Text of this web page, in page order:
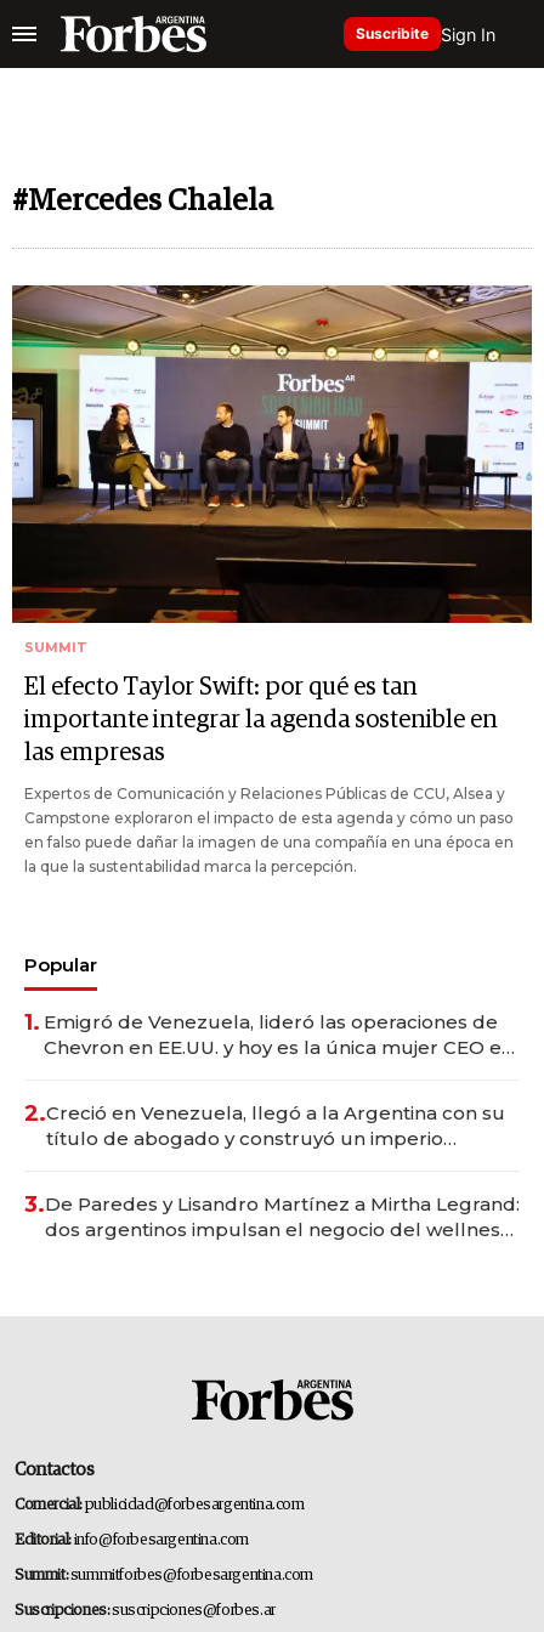
Suscribite Sign In
#Mercedes Chalela
SUMMIT
El efecto Taylor Swift: por qué es tan
importante integrar la agenda sostenible en
las empresas
Expertos de Comunicación y Relaciones Públicas de CCU, Alsea y
Campstone exploraron el impacto de esta agenda y cómo un paso
en falso puede dañar la imagen de una compañía en una época en
la que la sustentabilidad marca la percepción.
Popular
1. Emigró de Venezuela, lideró las operaciones de
Chevron en EE.UU. y hoy es la única mujer CEO en
2.Creció en Venezuela, llegó a la Argentina con su
título de abogado y construyó un imperio
3.De Paredes y Lisandro Martínez a Mirtha Legrand:
dos argentinos impulsan el negocio del wellness
Contactos
Comercial:publicidad@forbesargentina.com
Editorial:info@forbesargentina.com
Summit:summitforbes@forbesargentina.com
Suscripciones:suscripciones@forbes.ar